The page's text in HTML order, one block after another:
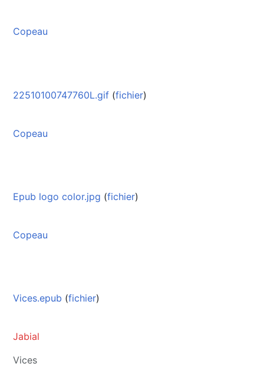
Copeau
22510100747760L.gif (fichier)
Copeau
Epub logo color.jpg (fichier)
Copeau
Vices.epub (fichier)
Jabial
Vices